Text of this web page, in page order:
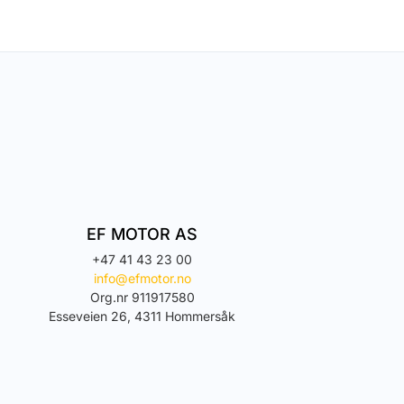
EF MOTOR AS
+47 41 43 23 00
info@efmotor.no
Org.nr 911917580
Esseveien 26, 4311 Hommersåk